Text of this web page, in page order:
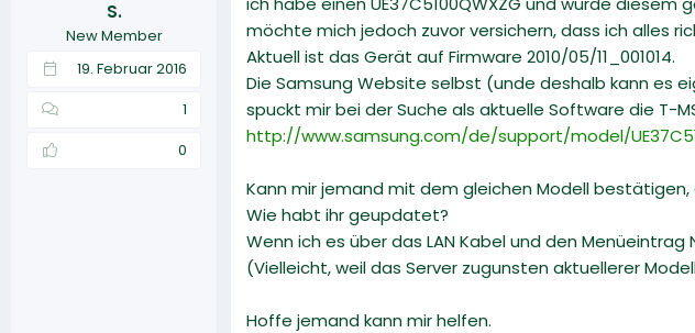
m
S.
New Member
19. Februar 2016
1
0
möchte mich jedoch zuvor versichern, dass ich alles
Aktuell ist das Gerät auf Firmware 2010/05/11_001014.
Die Samsung Website selbst (unde deshalb kann es
spuckt mir bei der Suche als aktuelle Software die T-
http://www.samsung.com/de/support/model/
Kann mir jemand mit dem gleichen Modell
Wie habt ihr geupdatet?
Wenn ich es über das LAN Kabel und den
(Vielleicht, weil das Server zugunsten aktuellerer
Hoffe jemand kann mir helfen.